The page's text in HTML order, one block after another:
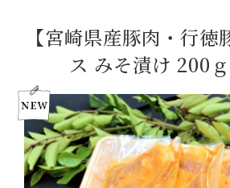
【宮崎県産豚肉・行徳
ス みそ漬け 200